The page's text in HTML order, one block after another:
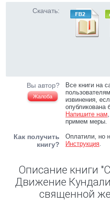
Скачать:
Вы автор?
Жалоба
Все книги на
извинения,
опубликована
Напишите нам
примем меры.
Как получить
книгу?
Оплатили, но
Инструкция.
Описание книги
Движение
священной